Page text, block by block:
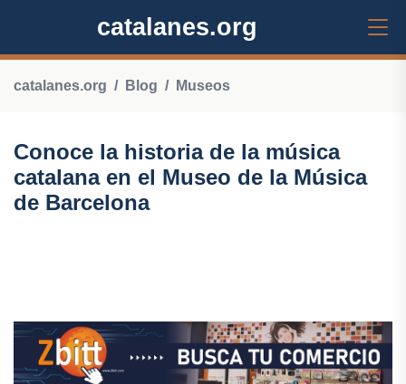
catalanes.org
catalanes.org Blog Museos
Conoce la historia de la música
catalana en el Museo de la Música
de Barcelona